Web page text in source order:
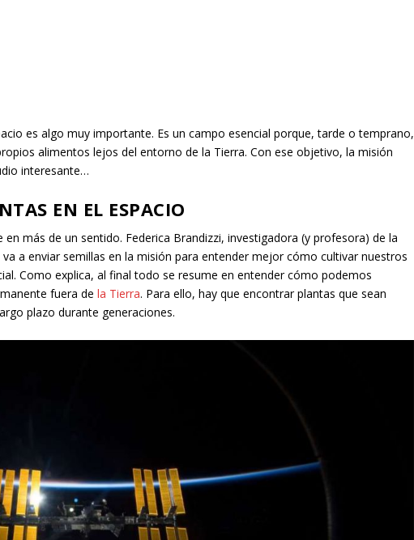
es algo muy importante. Es un campo esencial porque, tarde o temprano,
alimentos lejos del entorno de la Tierra. Con ese objetivo, la misión
interesante…
EN EL ESPACIO
más de un sentido. Federica Brandizzi, investigadora (y profesora) de la
va a enviar semillas en la misión para entender mejor cómo cultivar nuestros
Como explica, al final todo se resume en entender cómo podemos
fuera dela Tierra. Para ello, hay que encontrar plantas que sean
plazo durante generaciones.